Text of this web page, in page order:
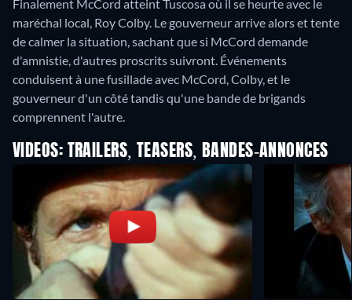
Finalement McCord atteint Tuscosa où il se heurte avec le
maréchal local, Roy Colby. Le gouverneur arrive alors et tente
de calmer la situation, sachant que si McCord demande
d'amnistie, d'autres proscrits suivront. Événements
conduisent à une fusillade avec McCord, Colby, et le
gouverneur d'un côté tandis qu'une bande de brigands
comprennent l'autre.
VIDEOS: TRAILERS, TEASERS, BANDES-ANNONCES